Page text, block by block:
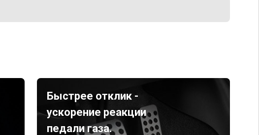
Быстрее отклик -
ускорение реакции
педали газа.